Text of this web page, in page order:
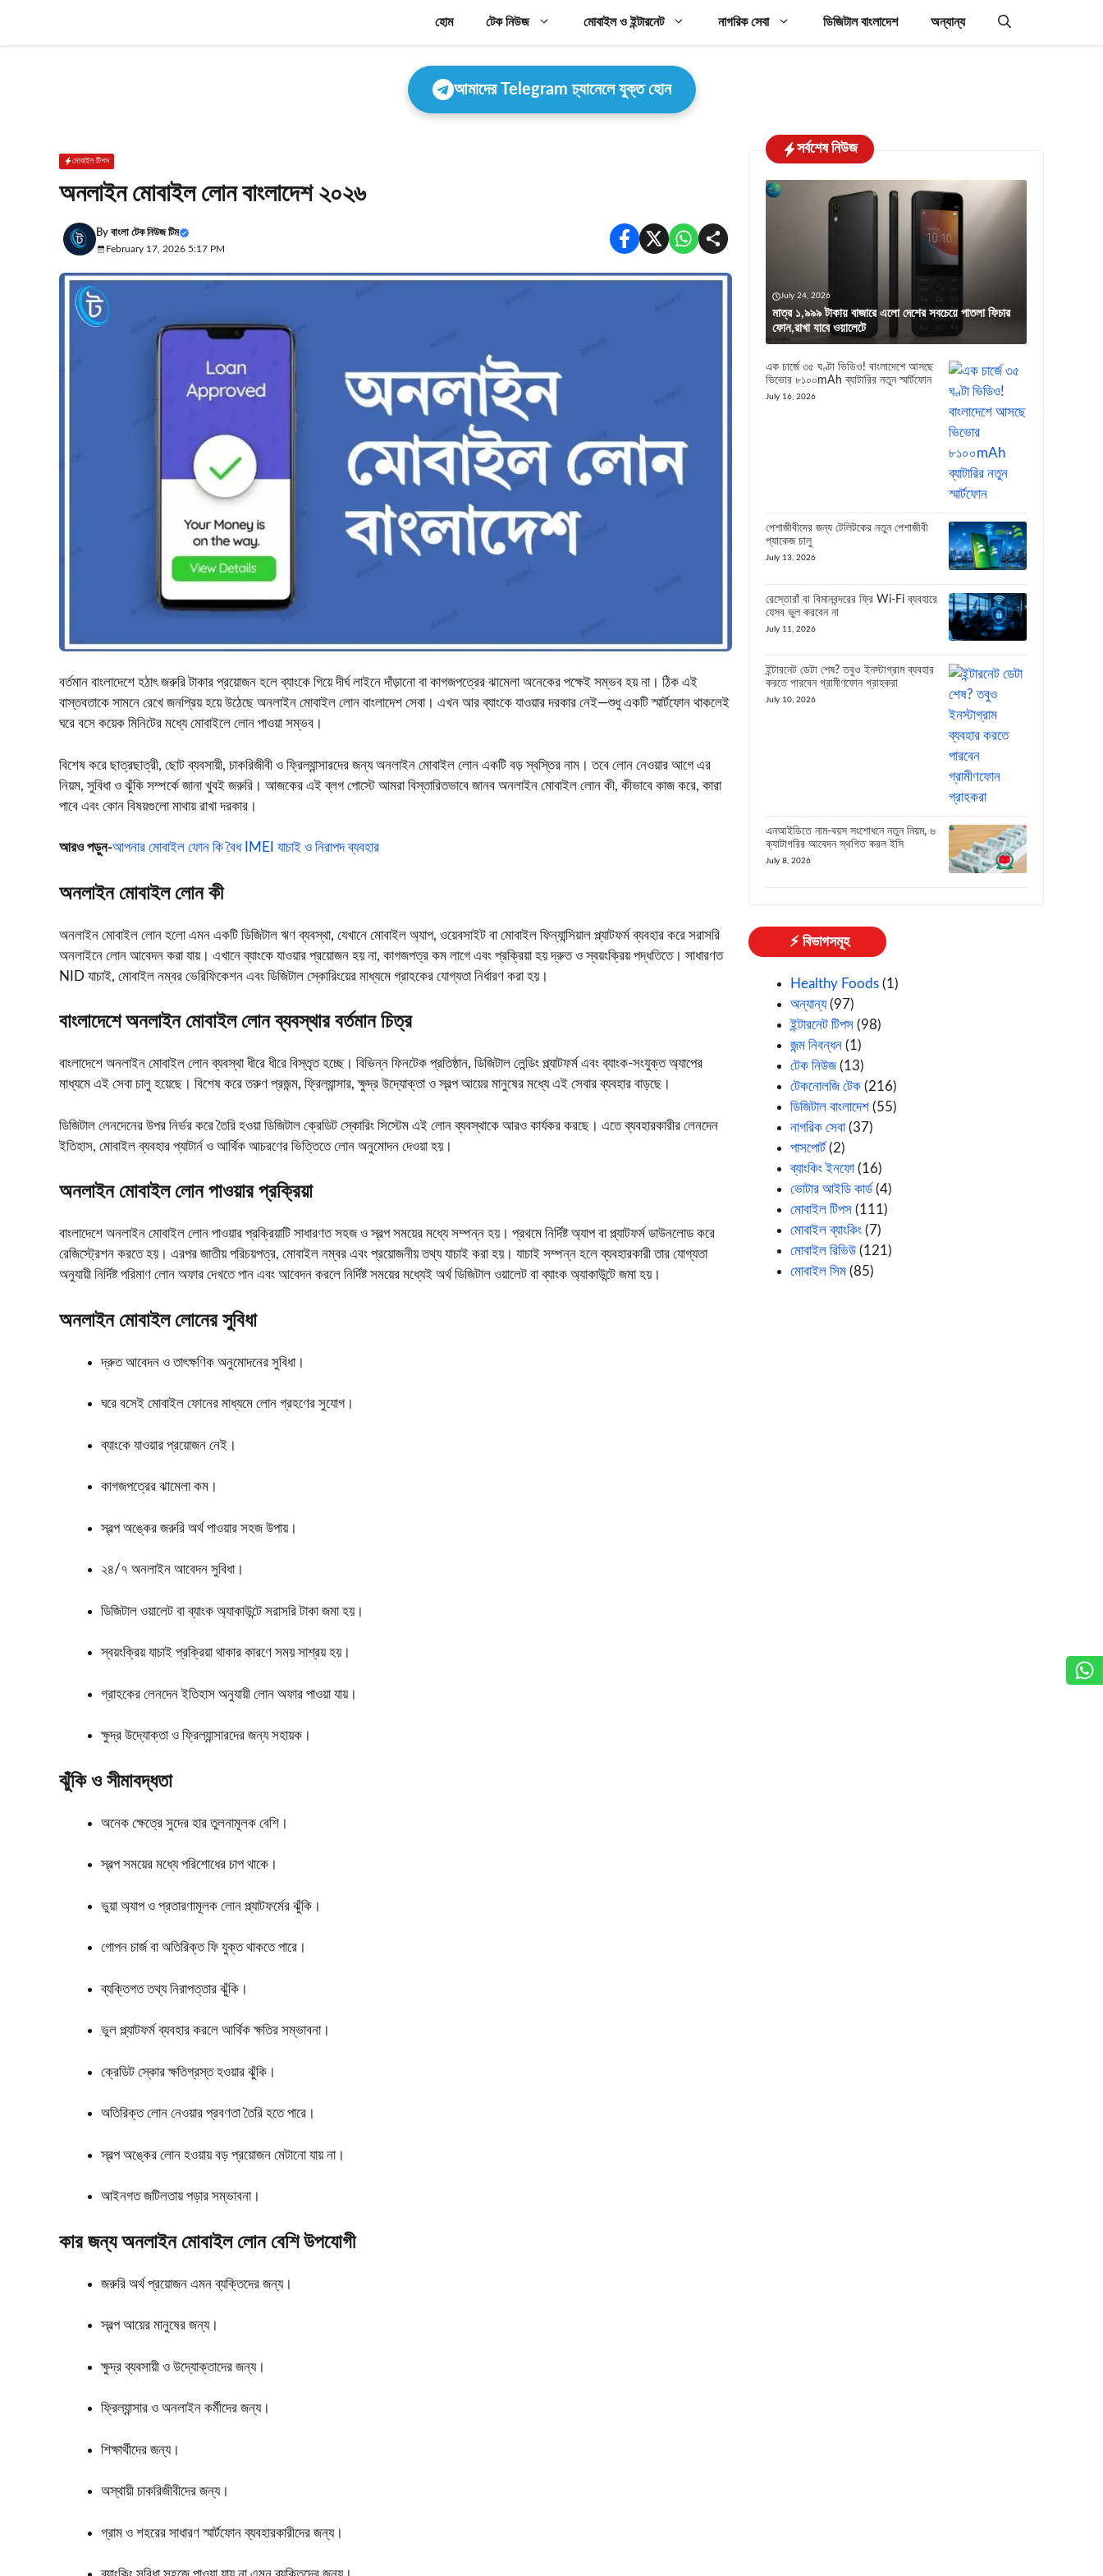
content
হোম টেক নিউজ মোবাইল ও ইন্টারনেট নাগরিক সেবা ডিজিটাল বাংলাদেশ অন্যান্য
আমাদের Telegram চ্যানেলে যুক্ত হোন
মোবাইল টিপস
অনলাইন মোবাইল লোন বাংলাদেশ ২০২৬
By বাংলা টেক নিউজ টিম
February 17, 2026 5:17 PM
বর্তমান বাংলাদেশে হঠাৎ জরুরি টাকার প্রয়োজন হলে ব্যাংকে গিয়ে দীর্ঘ লাইনে দাঁড়ানো বা কাগজপত্রের ঝামেলা অনেকের পক্ষেই সম্ভব হয় না। ঠিক এই
বাস্তবতাকে সামনে রেখে জনপ্রিয় হয়ে উঠেছে অনলাইন মোবাইল লোন বাংলাদেশ সেবা। এখন আর ব্যাংকে যাওয়ার দরকার নেই—শুধু একটি স্মার্টফোন থাকলেই
ঘরে বসে কয়েক মিনিটের মধ্যে মোবাইলে লোন পাওয়া সম্ভব।
বিশেষ করে ছাত্রছাত্রী, ছোট ব্যবসায়ী, চাকরিজীবী ও ফ্রিল্যান্সারদের জন্য অনলাইন মোবাইল লোন একটি বড় স্বস্তির নাম। তবে লোন নেওয়ার আগে এর
নিয়ম, সুবিধা ও ঝুঁকি সম্পর্কে জানা খুবই জরুরি। আজকের এই ব্লগ পোস্টে আমরা বিস্তারিতভাবে জানব অনলাইন মোবাইল লোন কী, কীভাবে কাজ করে, কারা
পাবে এবং কোন বিষয়গুলো মাথায় রাখা দরকার।
আরও পড়ুন-আপনার মোবাইল ফোন কি বৈধ IMEI যাচাই ও নিরাপদ ব্যবহার
অনলাইন মোবাইল লোন কী
অনলাইন মোবাইল লোন হলো এমন একটি ডিজিটাল ঋণ ব্যবস্থা, যেখানে মোবাইল অ্যাপ, ওয়েবসাইট বা মোবাইল ফিন্যান্সিয়াল প্ল্যাটফর্ম ব্যবহার করে সরাসরি
অনলাইনে লোন আবেদন করা যায়। এখানে ব্যাংকে যাওয়ার প্রয়োজন হয় না, কাগজপত্র কম লাগে এবং প্রক্রিয়া হয় দ্রুত ও স্বয়ংক্রিয় পদ্ধতিতে। সাধারণত
NID যাচাই, মোবাইল নম্বর ভেরিফিকেশন এবং ডিজিটাল স্কোরিংয়ের মাধ্যমে গ্রাহকের যোগ্যতা নির্ধারণ করা হয়।
বাংলাদেশে অনলাইন মোবাইল লোন ব্যবস্থার বর্তমান চিত্র
বাংলাদেশে অনলাইন মোবাইল লোন ব্যবস্থা ধীরে ধীরে বিস্তৃত হচ্ছে। বিভিন্ন ফিনটেক প্রতিষ্ঠান, ডিজিটাল লেন্ডিং প্ল্যাটফর্ম এবং ব্যাংক-সংযুক্ত অ্যাপের
মাধ্যমে এই সেবা চালু হয়েছে। বিশেষ করে তরুণ প্রজন্ম, ফ্রিল্যান্সার, ক্ষুদ্র উদ্যোক্তা ও স্বল্প আয়ের মানুষের মধ্যে এই সেবার ব্যবহার বাড়ছে।
ডিজিটাল লেনদেনের উপর নির্ভর করে তৈরি হওয়া ডিজিটাল ক্রেডিট স্কোরিং সিস্টেম এই লোন ব্যবস্থাকে আরও কার্যকর করছে। এতে ব্যবহারকারীর লেনদেন
ইতিহাস, মোবাইল ব্যবহার প্যাটার্ন ও আর্থিক আচরণের ভিত্তিতে লোন অনুমোদন দেওয়া হয়।
অনলাইন মোবাইল লোন পাওয়ার প্রক্রিয়া
বাংলাদেশে অনলাইন মোবাইল লোন পাওয়ার প্রক্রিয়াটি সাধারণত সহজ ও স্বল্প সময়ের মধ্যে সম্পন্ন হয়। প্রথমে নির্দিষ্ট অ্যাপ বা প্ল্যাটফর্ম ডাউনলোড করে
রেজিস্ট্রেশন করতে হয়। এরপর জাতীয় পরিচয়পত্র, মোবাইল নম্বর এবং প্রয়োজনীয় তথ্য যাচাই করা হয়। যাচাই সম্পন্ন হলে ব্যবহারকারী তার যোগ্যতা
অনুযায়ী নির্দিষ্ট পরিমাণ লোন অফার দেখতে পান এবং আবেদন করলে নির্দিষ্ট সময়ের মধ্যেই অর্থ ডিজিটাল ওয়ালেট বা ব্যাংক অ্যাকাউন্টে জমা হয়।
অনলাইন মোবাইল লোনের সুবিধা
দ্রুত আবেদন ও তাৎক্ষণিক অনুমোদনের সুবিধা।
ঘরে বসেই মোবাইল ফোনের মাধ্যমে লোন গ্রহণের সুযোগ।
ব্যাংকে যাওয়ার প্রয়োজন নেই।
কাগজপত্রের ঝামেলা কম।
স্বল্প অঙ্কের জরুরি অর্থ পাওয়ার সহজ উপায়।
২৪/৭ অনলাইন আবেদন সুবিধা।
ডিজিটাল ওয়ালেট বা ব্যাংক অ্যাকাউন্টে সরাসরি টাকা জমা হয়।
স্বয়ংক্রিয় যাচাই প্রক্রিয়া থাকার কারণে সময় সাশ্রয় হয়।
গ্রাহকের লেনদেন ইতিহাস অনুযায়ী লোন অফার পাওয়া যায়।
ক্ষুদ্র উদ্যোক্তা ও ফ্রিল্যান্সারদের জন্য সহায়ক।
ঝুঁকি ও সীমাবদ্ধতা
অনেক ক্ষেত্রে সুদের হার তুলনামূলক বেশি।
স্বল্প সময়ের মধ্যে পরিশোধের চাপ থাকে।
ভুয়া অ্যাপ ও প্রতারণামূলক লোন প্ল্যাটফর্মের ঝুঁকি।
গোপন চার্জ বা অতিরিক্ত ফি যুক্ত থাকতে পারে।
ব্যক্তিগত তথ্য নিরাপত্তার ঝুঁকি।
ভুল প্ল্যাটফর্ম ব্যবহার করলে আর্থিক ক্ষতির সম্ভাবনা।
ক্রেডিট স্কোর ক্ষতিগ্রস্ত হওয়ার ঝুঁকি।
অতিরিক্ত লোন নেওয়ার প্রবণতা তৈরি হতে পারে।
স্বল্প অঙ্কের লোন হওয়ায় বড় প্রয়োজন মেটানো যায় না।
আইনগত জটিলতায় পড়ার সম্ভাবনা।
কার জন্য অনলাইন মোবাইল লোন বেশি উপযোগী
জরুরি অর্থ প্রয়োজন এমন ব্যক্তিদের জন্য।
স্বল্প আয়ের মানুষের জন্য।
ক্ষুদ্র ব্যবসায়ী ও উদ্যোক্তাদের জন্য।
ফ্রিল্যান্সার ও অনলাইন কর্মীদের জন্য।
শিক্ষার্থীদের জন্য।
অস্থায়ী চাকরিজীবীদের জন্য।
গ্রাম ও শহরের সাধারণ স্মার্টফোন ব্যবহারকারীদের জন্য।
সর্বশেষ নিউজ
July 24, 2026
মাত্র ১,৯৯৯ টাকায় বাজারে এলো দেশের সবচেয়ে পাতলা ফিচার
ফোন,রাখা যাবে ওয়ালেটে
এক চার্জে ৩৫ ঘণ্টা ভিডিও! বাংলাদেশে আসছে
ভিভোর ৮১০০mAh ব্যাটারির নতুন স্মার্টফোন
July 16, 2026
পেশাজীবীদের জন্য টেলিটকের নতুন পেশাজীবী
প্যাকেজ চালু
July 13, 2026
রেস্তোরাঁ বা বিমানবন্দরের ফ্রি Wi-Fi ব্যবহারে
যেসব ভুল করবেন না
July 11, 2026
ইন্টারনেট ডেটা শেষ? তবুও ইনস্টাগ্রাম ব্যবহার
করতে পারবেন গ্রামীণফোন গ্রাহকরা
July 10, 2026
এনআইডিতে নাম-বয়স সংশোধনে নতুন নিয়ম, ৬
ক্যাটাগরির আবেদন স্থগিত করল ইসি
July 8, 2026
⚡ বিভাগসমূহ
Healthy Foods (1)
অন্যান্য(97)
ইন্টারনেট টিপস (98)
জন্ম নিবন্ধন (1)
টেক নিউজ(13)
টেকনোলজি টেক (216)
ডিজিটাল বাংলাদেশ (55)
নাগরিক সেবা(37)
পাসপোর্ট (2)
ব্যাংকিং ইনফো(16)
ভোটার আইডি কার্ড (4)
মোবাইল টিপস (111)
মোবাইল ব্যাংকিং (7)
মোবাইল রিভিউ (121)
মোবাইল সিম (85)